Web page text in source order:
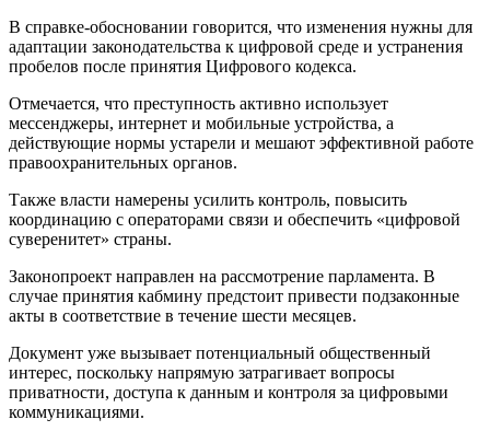
В справке-обосновании говорится, что изменения нужны для
адаптации законодательства к цифровой среде и устранения
пробелов после принятия Цифрового кодекса.
Отмечается, что преступность активно использует
мессенджеры, интернет и мобильные устройства, а
действующие нормы устарели и мешают эффективной работе
правоохранительных органов.
Также власти намерены усилить контроль, повысить
координацию с операторами связи и обеспечить «цифровой
суверенитет» страны.
Законопроект направлен на рассмотрение парламента. В
случае принятия кабмину предстоит привести подзаконные
акты в соответствие в течение шести месяцев.
Документ уже вызывает потенциальный общественный
интерес, поскольку напрямую затрагивает вопросы
приватности, доступа к данным и контроля за цифровыми
коммуникациями.